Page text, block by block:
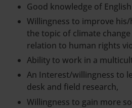
Good knowledge of
Willingness to improve
the topic of climate
relation to human rights
Ability to work in a
An Interest/willingness to
desk and field research,
Willingness to gain more